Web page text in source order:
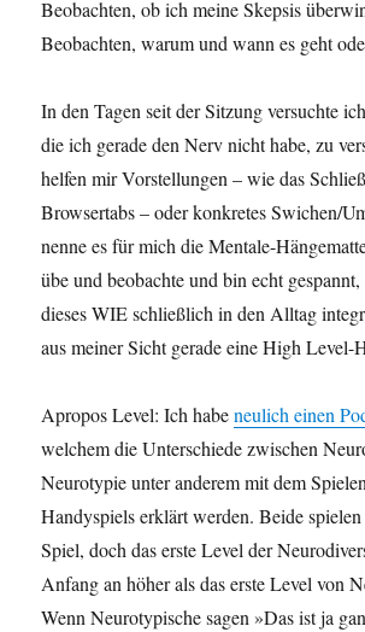
Beobachten, ob ich meine Skepsis
Beobachten, warum und wann es geht
In den Tagen seit der Sitzung versuchte
die ich gerade den Nerv nicht habe, zu
helfen mir Vorstellungen – wie das
Browsertabs – oder konkretes Swichen/
nenne es für mich die Mentale-
übe und beobachte und bin echt
dieses WIE schließlich in den Alltag
aus meiner Sicht gerade eine High Level-
Apropos Level: Ich habeneulich einen
welchem die Unterschiede zwischen
Neurotypie unter anderem mit dem
Handyspiels erklärt werden. Beide
Spiel, doch das erste Level der
Anfang an höher als das erste Level von
Wenn Neurotypische sagen »Das ist ja